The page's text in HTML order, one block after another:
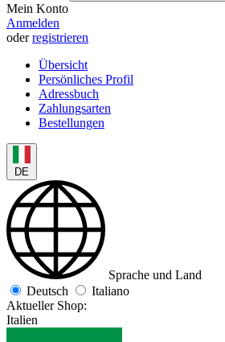
Mein Konto
Anmelden
oderregistrieren
Übersicht
Persönliches Profil
Adressbuch
Zahlungsarten
Bestellungen
DE
Sprache und Land
Deutsch
Italiano
Aktueller Shop:
Italien